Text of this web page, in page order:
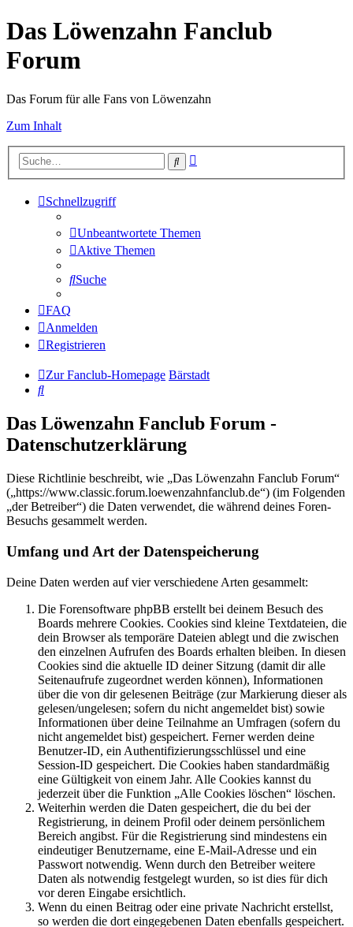
Das Löwenzahn Fanclub
Forum
Das Forum für alle Fans von Löwenzahn
Zum Inhalt
Suche
Schnellzugriff
Unbeantwortete Themen
Aktive Themen
Suche
FAQ
Anmelden
Registrieren
Zur Fanclub-Homepage Bärstadt
Suche
Das Löwenzahn Fanclub Forum -
Datenschutzerklärung
Diese Richtlinie beschreibt, wie „Das Löwenzahn Fanclub Forum“
(„https://www.classic.forum.loewenzahnfanclub.de“) (im Folgenden
„der Betreiber“) die Daten verwendet, die während deines Foren-
Besuchs gesammelt werden.
Umfang und Art der Datenspeicherung
Deine Daten werden auf vier verschiedene Arten gesammelt:
Die Forensoftware phpBB erstellt bei deinem Besuch des
Boards mehrere Cookies. Cookies sind kleine Textdateien, die
dein Browser als temporäre Dateien ablegt und die zwischen
den einzelnen Aufrufen des Boards erhalten bleiben. In diesen
Cookies sind die aktuelle ID deiner Sitzung (damit dir alle
Seitenaufrufe zugeordnet werden können), Informationen
über die von dir gelesenen Beiträge (zur Markierung dieser als
gelesen/ungelesen; sofern du nicht angemeldet bist) sowie
Informationen über deine Teilnahme an Umfragen (sofern du
nicht angemeldet bist) gespeichert. Ferner werden deine
Benutzer-ID, ein Authentifizierungsschlüssel und eine
Session-ID gespeichert. Die Cookies haben standardmäßig
eine Gültigkeit von einem Jahr. Alle Cookies kannst du
jederzeit über die Funktion „Alle Cookies löschen“ löschen.
Weiterhin werden die Daten gespeichert, die du bei der
Registrierung, in deinem Profil oder deinem persönlichem
Bereich angibst. Für die Registrierung sind mindestens ein
eindeutiger Benutzername, eine E-Mail-Adresse und ein
Passwort notwendig. Wenn durch den Betreiber weitere
Daten als notwendig festgelegt wurden, so ist dies für dich
vor deren Eingabe ersichtlich.
Wenn du einen Beitrag oder eine private Nachricht erstellst,
so werden die dort eingegebenen Daten ebenfalls gespeichert.